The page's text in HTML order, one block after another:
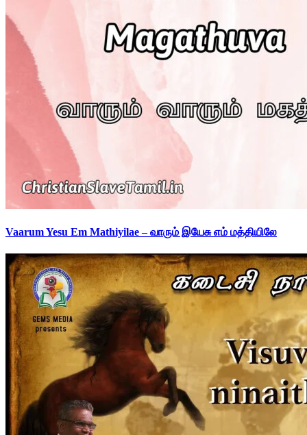
Vaarum Yesu Em Mathiyilae – வாரும் இயேசு எம் மத்தியிலே